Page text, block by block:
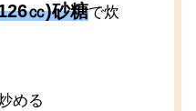
㏄)砂糖で炊
める